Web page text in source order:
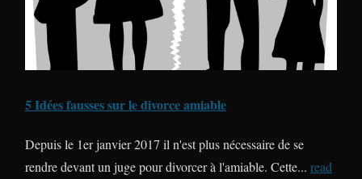
5 Idées fausses sur le divorce amiable
Depuis le 1er janvier 2017 il n'est plus nécessaire de se
rendre devant un juge pour divorcer à l'amiable. Cette... read